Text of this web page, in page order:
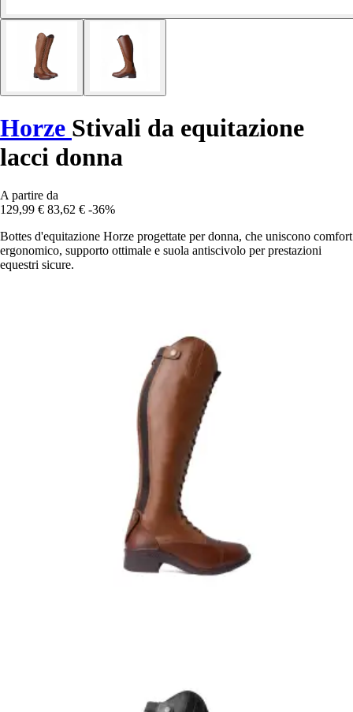
Horze Stivali da equitazione
lacci donna
A partire da
129,99 € 83,62 € -36%
Bottes d'equitazione Horze progettate per donna, che uniscono comfort
ergonomico, supporto ottimale e suola antiscivolo per prestazioni
equestri sicure.